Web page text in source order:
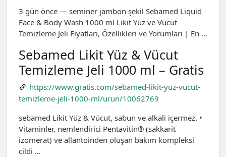
3 gün önce — seminer jambon şekil Sebamed Liquid
Face & Body Wash 1000 ml Likit Yüz ve Vücut
Temizleme Jeli Fiyatları, Özellikleri ve Yorumları | En …
Sebamed Likit Yüz & Vücut
Temizleme Jeli 1000 ml – Gratis
https://www.gratis.com/sebamed-likit-yuz-vucut-
temizleme-jeli-1000-ml/urun/10062769
sebamed Likit Yüz & Vücut, sabun ve alkali içermez. •
Vitaminler, nemlendirici Pentavitin® (sakkarit
izomerat) ve allantoinden oluşan bakım kompleksi
cildi …